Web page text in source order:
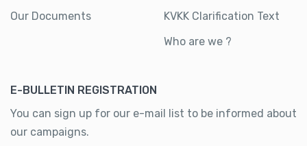
Our Documents
KVKK Clarification Text
Who are we ?
E-BULLETIN REGISTRATION
You can sign up for our e-mail list to be informed about
our campaigns.